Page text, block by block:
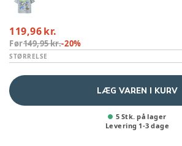
119,96 kr.
Før149,95 kr.-20%
STØRRELSE
LÆG VAREN I KURV
5 Stk. på lager
Levering 1-3 dage